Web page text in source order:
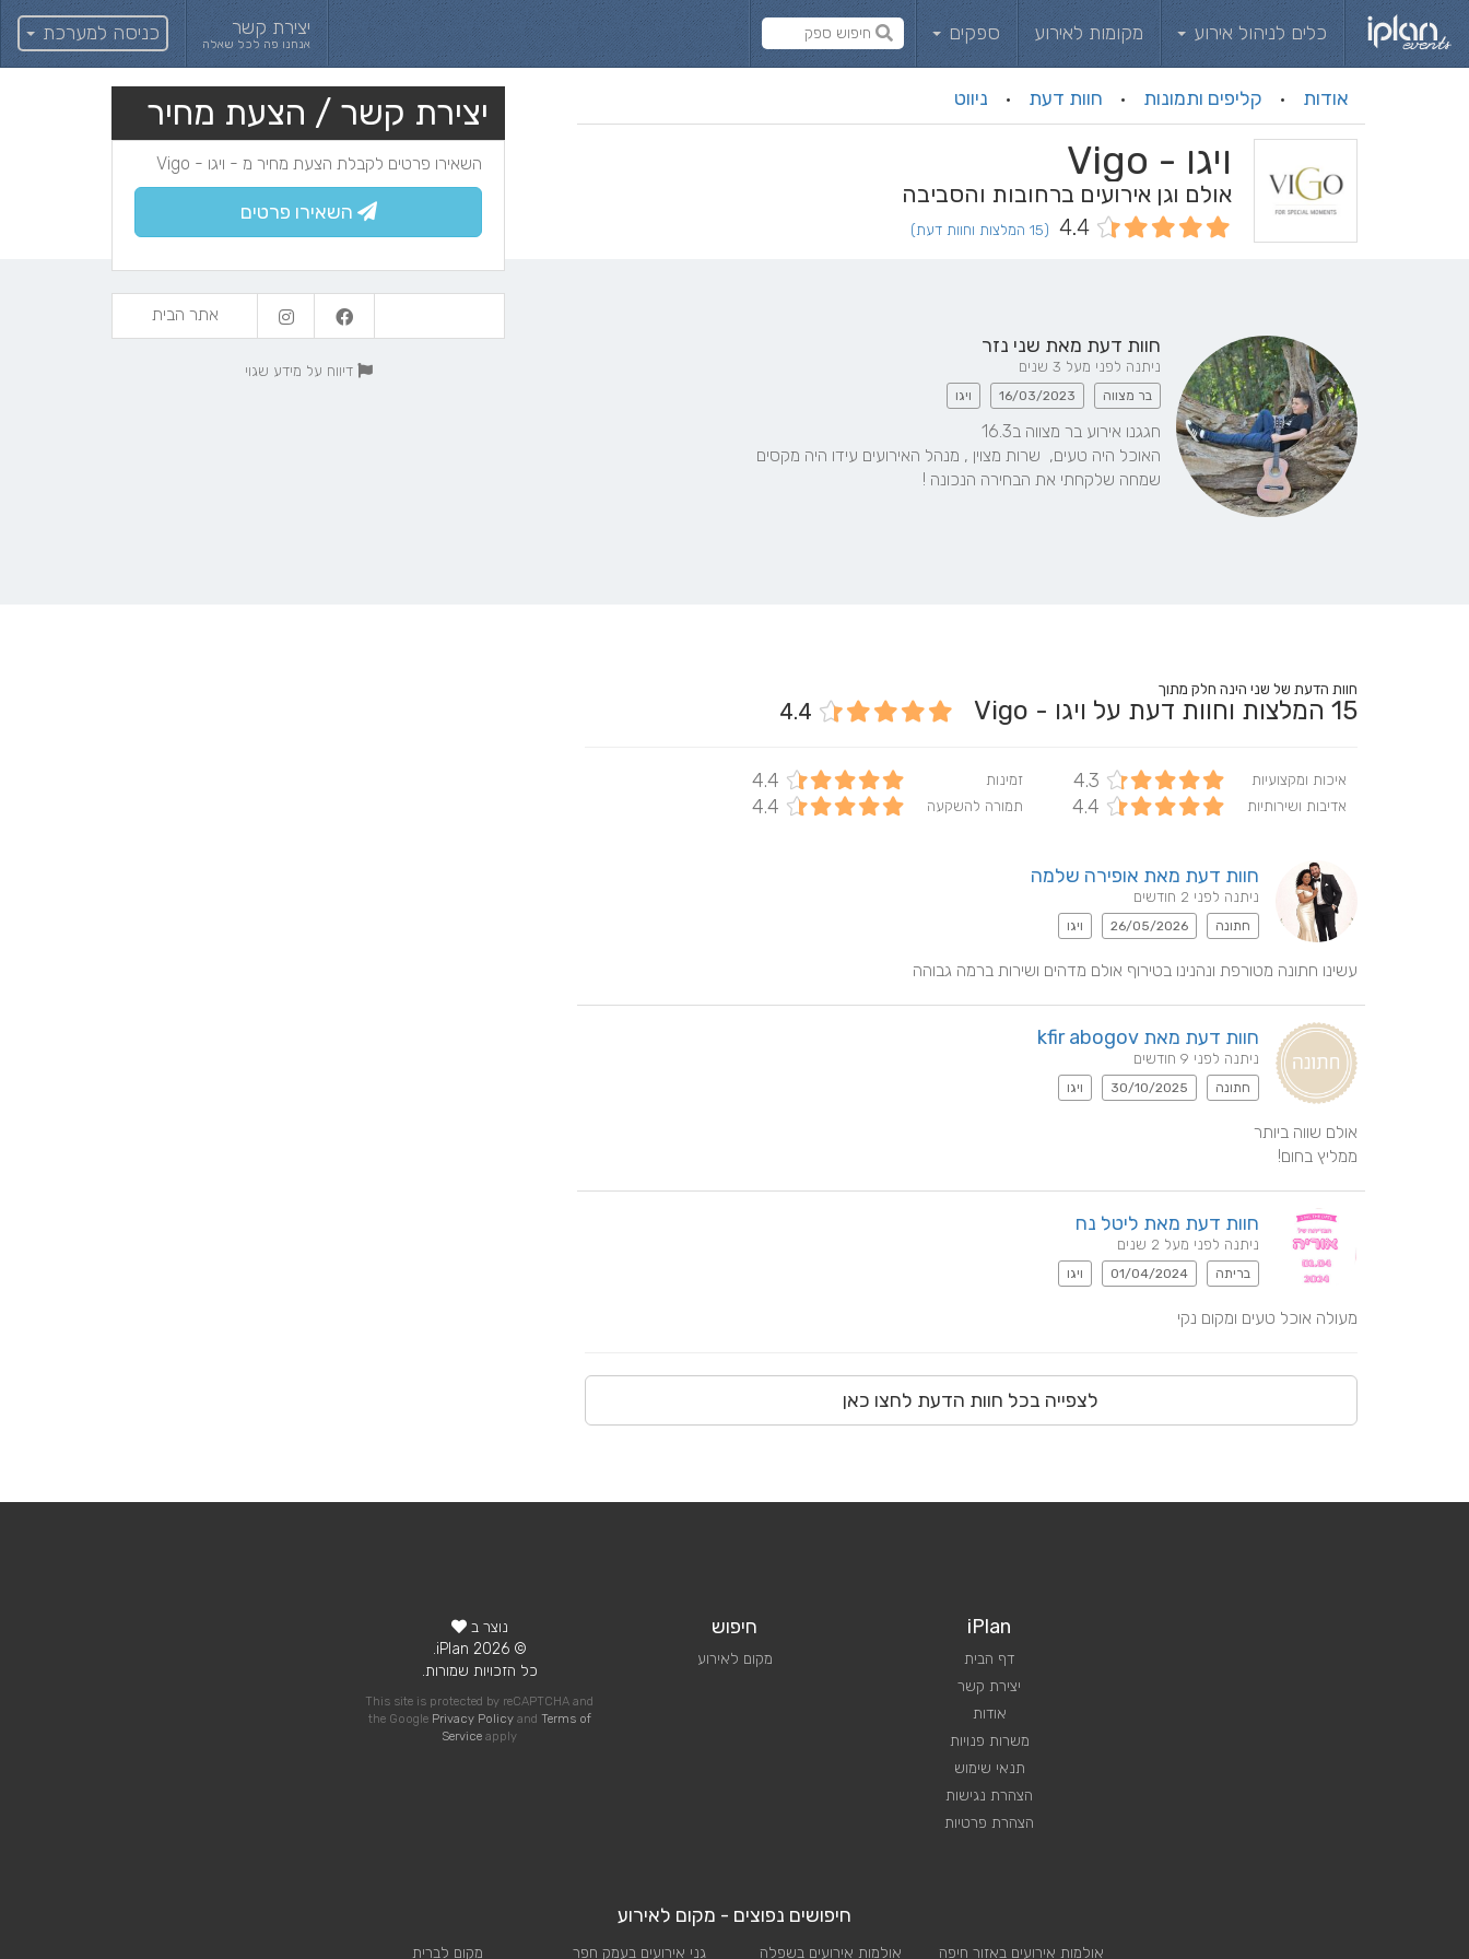
כלים לניהול אירוע מקומות לאירוע ספקים יצירת קשר
אנחנו פה לכל שאלה כניסה למערכת
אודות · קליפים ותמונות · חוות דעת · ניווט יצירת קשר / הצעת מחיר
השאירו פרטים לקבלת הצעת מחיר מ - ויגו - Vigo
השאירו פרטים
אתר הבית
דיווח על מידע שגוי
ויגו - Vigo
אולם וגן אירועים ברחובות והסביבה
4.4 (15 המלצות וחוות דעת)
חוות דעת מאת שני נזר
ניתנה לפני מעל 3 שנים
בר מצווה 16/03/2023 ויגו
שמחה שלקחתי את הבחירה הנכונה !
חוות הדעת של שני הינה חלק מתוך
15 המלצות וחוות דעת על ויגו - Vigo 4.4
איכות ומקצועיות 4.3 זמינות 4.4
אדיבות ושירותיות 4.4 תמורה להשקעה 4.4
חוות דעת מאת אופירה שלמה
ניתנה לפני 2 חודשים
חתונה 26/05/2026 ויגו
עשינו חתונה מטורפת ונהנינו בטירוף אולם מדהים ושירות ברמה גבוהה
חוות דעת מאת kfir abogov
ניתנה לפני 9 חודשים
חתונה 30/10/2025 ויגו
ממליץ בחום!
חוות דעת מאת ליטל נח
ניתנה לפני מעל 2 שנים
בריתה 01/04/2024 ויגו
מעולה אוכל טעים ומקום נקי
לצפייה בכל חוות הדעת לחצו כאן
iPlan
דף הבית
יצירת קשר
אודות
משרות פנויות
תנאי שימוש
הצהרת נגישות
הצהרת פרטיות
חיפוש
מקום לאירוע
נוצר ב
© 2026 iPlan.
כל הזכויות שמורות.
This site is protected by reCAPTCHA and
the Google Privacy Policyand Terms of
Service apply
חיפושים נפוצים - מקום לאירוע
אולמות אירועים באזור חיפה אולמות אירועים בשפלה גני אירועים בעמק חפר מקום לברית